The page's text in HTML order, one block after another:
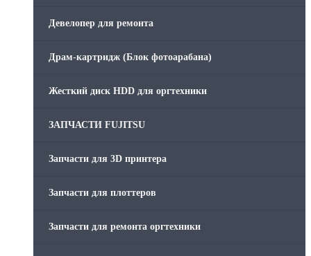
Девелопер для ремонта
Драм-картридж (Блок фотоарабана)
Жесткий диск HDD для оргтехники
ЗАПЧАСТИ FUJITSU
Запчасти для 3D принтера
Запчасти для плоттеров
Запчасти для ремонта оргтехники